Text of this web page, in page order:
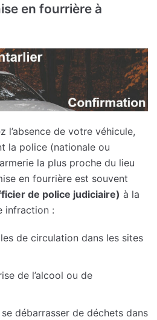
en fourrière à
l’absence de votre véhicule,
la police (nationale ou
la plus proche du lieu
en fourrière est souvent
de police judiciaire) à la
infraction :
de circulation dans les sites
de l’alcool ou de
débarrasser de déchets dans